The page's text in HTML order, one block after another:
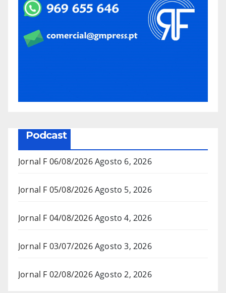
Podcast
Jornal F 06/08/2026Agosto 6, 2026
Jornal F 05/08/2026Agosto 5, 2026
Jornal F 04/08/2026Agosto 4, 2026
Jornal F 03/07/2026Agosto 3, 2026
Jornal F 02/08/2026Agosto 2, 2026